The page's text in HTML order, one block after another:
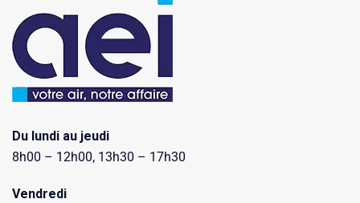
Du lundi au jeudi
8h00 – 12h00, 13h30 – 17h30
Vendredi